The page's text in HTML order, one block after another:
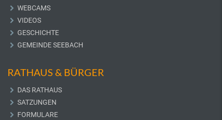
WEBCAMS
VIDEOS
GESCHICHTE
GEMEINDE SEEBACH
RATHAUS & BÜRGER
DAS RATHAUS
SATZUNGEN
FORMULARE